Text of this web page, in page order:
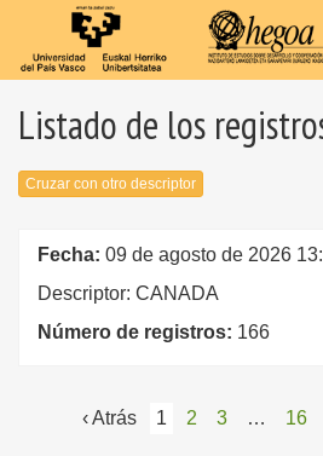
Listado de los
Cruzar con otro descriptor
Fecha: 09 de agosto de 2026
Descriptor: CANADA
Número de registros: 166
‹ Atrás 1 2 3 … 16